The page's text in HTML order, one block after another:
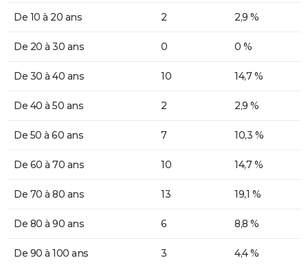
De 10 à 20 ans 2 2,9 %
De 20 à 30 ans 0 0 %
De 30 à 40 ans 10 14,7 %
De 40 à 50 ans 2 2,9 %
De 50 à 60 ans 7 10,3 %
De 60 à 70 ans 10 14,7 %
De 70 à 80 ans 13 19,1 %
De 80 à 90 ans 6 8,8 %
De 90 à 100 ans 3 4,4 %